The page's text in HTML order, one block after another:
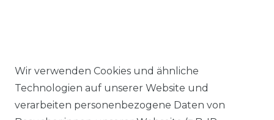
Ähnlicher Artikel
Wir verwenden Cookies und ähnliche
Technologien auf unserer Website und
verarbeiten personenbezogene Daten von